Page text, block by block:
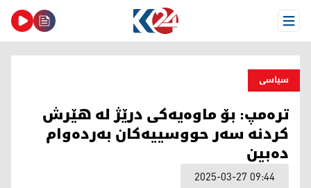
Open Menu
سیاسی
ترەمپ: بۆ ماوەیەکی درێژ لە هێرش
کردنە سەر حووسییەکان بەردەوام
دەبین
2025-03-27 09:44